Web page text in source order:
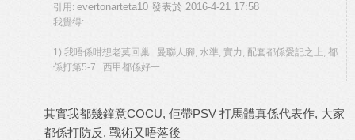
引用: evertonarteta10 發表於 2016-4-21 17:58
我覺得:
1) 我唔係咁想老莫回巢. 曼聯人腳, 水準, 實力, 配套都係愛記之上, 都
係打第5-7...西甲都係好一 ...
其實我都幾鐘意COCU, 佢帶PSV 打馬體真係代表作, 大家
都係打防反, 戰術又唔落後